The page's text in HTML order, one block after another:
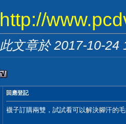
http://
此文章於 2017-10-24
回應登記
襪子訂購兩雙，試試看可以解決腳汗的